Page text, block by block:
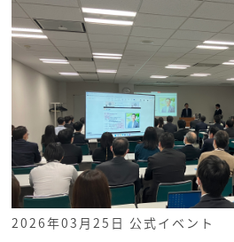
2026年03月25日 公式イベント